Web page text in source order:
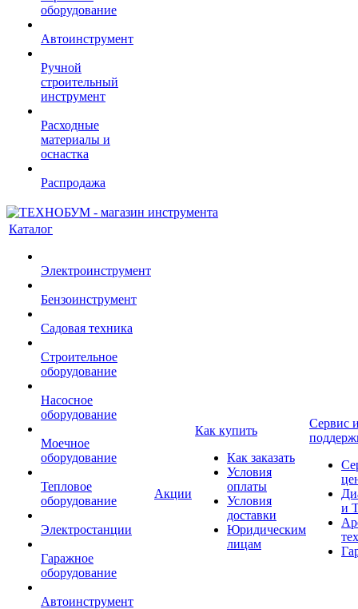
оборудование
Автоинструмент
Ручной
строительный
инструмент
Расходные
материалы и
оснастка
Распродажа
Каталог
Электроинструмент
Бензоинструмент
Садовая техника
Строительное
оборудование
Насосное
оборудование
Моечное
оборудование
Тепловое
оборудование
Электростанции
Гаражное
оборудование
Автоинструмент
Акции
Как купить
Как заказать
Условия
оплаты
Условия
доставки
Юридическим
лицам
Сервис
и